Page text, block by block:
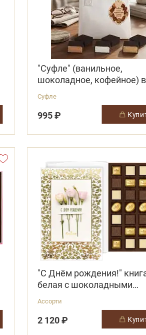
"Суфле" (ванильное,
шоколадное, кофейное) в
белом термопакете
Суфле
995 ₽
"С Днём рождения!"
белая с шоколадными
конфетами типа "Ассорти"
Ассорти
2 120 ₽